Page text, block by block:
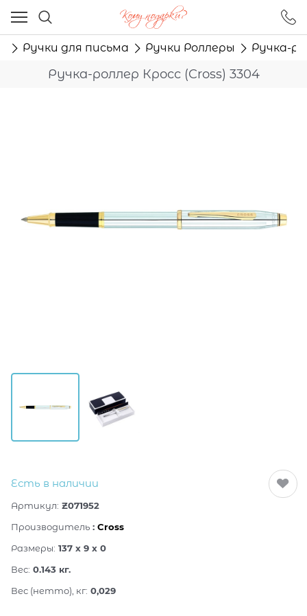
Ручки для письма Ручки Роллеры Ручка-
Ручка-роллер Кросс (Cross) 3304
Есть в наличии
Артикул: Z071952
Производитель : Cross
Размеры: 137 x 9 x 0
Вес: 0.143 кг.
Вес (нетто), кг: 0,029
Ваш город - Москва,
угадали?
ДА НЕТ